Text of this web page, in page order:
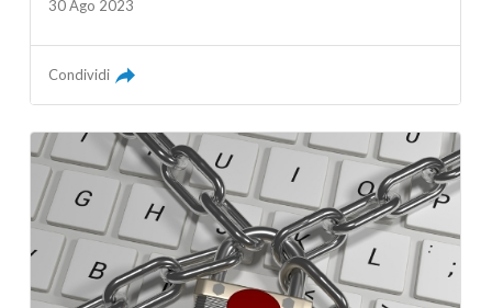
30 Ago 2023
Condividi